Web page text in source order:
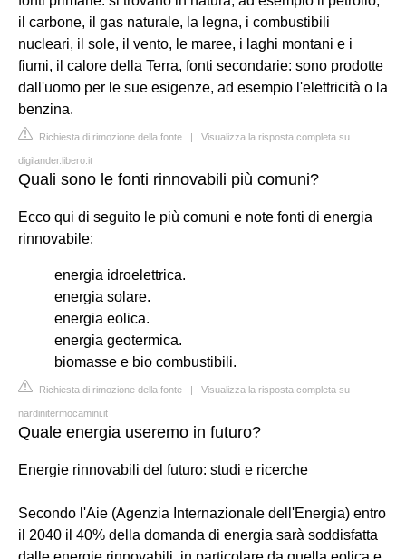
il carbone, il gas naturale, la legna, i combustibili
nucleari, il sole, il vento, le maree, i laghi montani e i
fiumi, il calore della Terra, fonti secondarie: sono prodotte
dall'uomo per le sue esigenze, ad esempio l'elettricità o la
benzina.
Richiesta di rimozione della fonte | Visualizza la risposta completa su
digilander.libero.it
Quali sono le fonti rinnovabili più comuni?
Ecco qui di seguito le più comuni e note fonti di energia
rinnovabile:
energia idroelettrica.
energia solare.
energia eolica.
energia geotermica.
biomasse e bio combustibili.
Richiesta di rimozione della fonte | Visualizza la risposta completa su
nardinitermocamini.it
Quale energia useremo in futuro?
Energie rinnovabili del futuro: studi e ricerche
Secondo l'Aie (Agenzia Internazionale dell'Energia) entro
il 2040 il 40% della domanda di energia sarà soddisfatta